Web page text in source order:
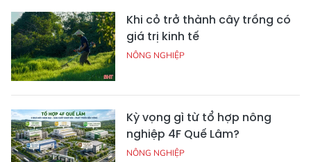
Khi cỏ trở thành cây trồng có
giá trị kinh tế
NÔNG NGHIỆP
Kỳ vọng gì từ tổ hợp nông
nghiệp 4F Quế Lâm?
NÔNG NGHIỆP